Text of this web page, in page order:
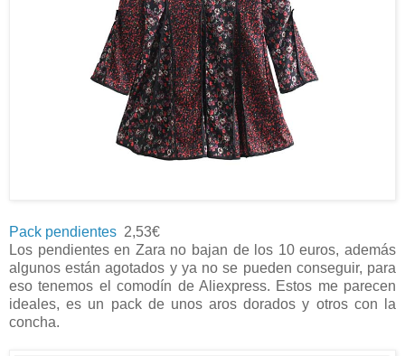
Pack pendientes 2,53€
Los pendientes en Zara no bajan de los 10 euros, además
algunos están agotados y ya no se pueden conseguir, para
eso tenemos el comodín de Aliexpress. Estos me parecen
ideales, es un pack de unos aros dorados y otros con la
concha.